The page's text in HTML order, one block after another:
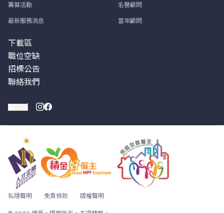
籌募活動
最新服務消息
名譽顧問
當年顧問
下載區
職位空缺
招標公告
聯絡我們
私隱聲明 免責條款 版權聲明